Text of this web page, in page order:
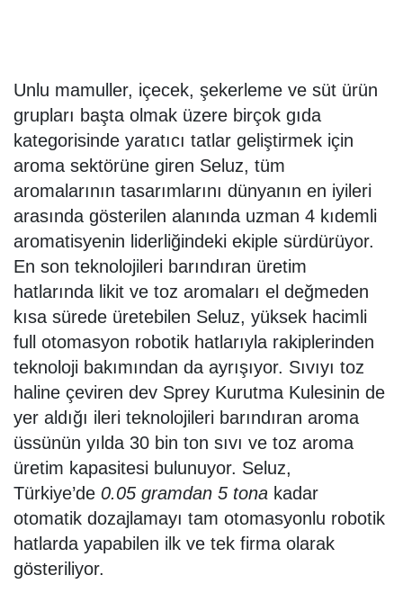
Unlu mamuller, içecek, şekerleme ve süt ürün
grupları başta olmak üzere birçok gıda
kategorisinde yaratıcı tatlar geliştirmek için
aroma sektörüne giren Seluz, tüm
aromalarının tasarımlarını dünyanın en iyileri
arasında gösterilen alanında uzman 4 kıdemli
aromatisyenin liderliğindeki ekiple sürdürüyor.
En son teknolojileri barındıran üretim
hatlarında likit ve toz aromaları el değmeden
kısa sürede üretebilen Seluz, yüksek hacimli
full otomasyon robotik hatlarıyla rakiplerinden
teknoloji bakımından da ayrışıyor. Sıvıyı toz
haline çeviren dev Sprey Kurutma Kulesinin de
yer aldığı ileri teknolojileri barındıran aroma
üssünün yılda 30 bin ton sıvı ve toz aroma
üretim kapasitesi bulunuyor. Seluz,
Türkiye’de 0.05 gramdan 5 tona kadar
otomatik dozajlamayı tam otomasyonlu robotik
hatlarda yapabilen ilk ve tek firma olarak
gösteriliyor.